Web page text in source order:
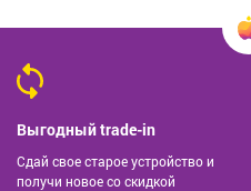
Выгодный trade-in
Сдай свое старое устройство и
получи новое со скидкой